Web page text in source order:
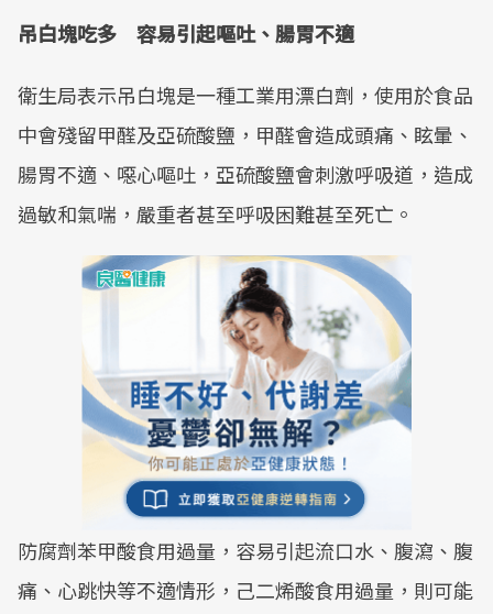
吊白塊吃多 容易引起嘔吐、腸胃不適
衛生局表示吊白塊是一種工業用漂白劑，使用於食品
中會殘留甲醛及亞硫酸鹽，甲醛會造成頭痛、眩暈、
腸胃不適、噁心嘔吐，亞硫酸鹽會刺激呼吸道，造成
過敏和氣喘，嚴重者甚至呼吸困難甚至死亡。
防腐劑苯甲酸食用過量，容易引起流口水、腹瀉、腹
痛、心跳快等不適情形，己二烯酸食用過量，則可能